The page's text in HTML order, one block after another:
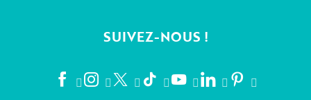
SUIVEZ-NOUS !